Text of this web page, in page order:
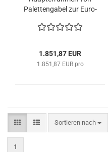
Palettengabel zur Euro-
1.851,87 EUR
1.851,87 EUR pro
Sortieren nach
Sortieren nach
1